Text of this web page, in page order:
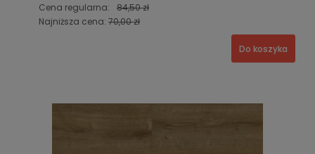
Cena regularna:
84,50 zł
Najniższa cena: 70,00 zł
Do koszyka